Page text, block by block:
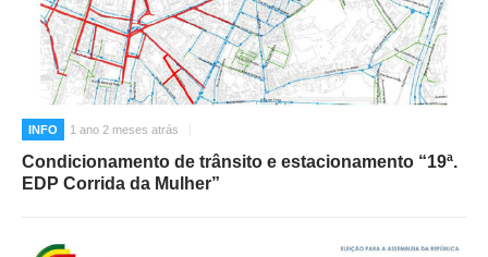
INFO 1 ano 2 meses atrás
Condicionamento de trânsito e estacionamento “19ª.
EDP Corrida da Mulher”